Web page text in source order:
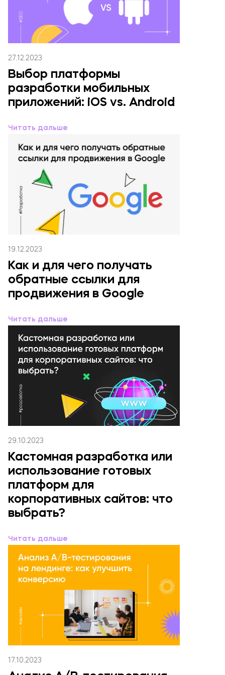
27.12.2023
Выбор платформы
разработки мобильных
приложений: iOS vs. Android
Читать дальше
19.12.2023
Как и для чего получать
обратные ссылки для
продвижения в Google
Читать дальше
29.10.2023
Кастомная разработка или
использование готовых
платформ для
корпоративных сайтов: что
выбрать?
Читать дальше
17.10.2023